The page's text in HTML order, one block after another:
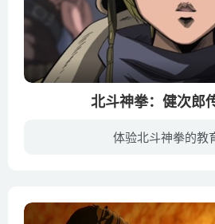
北斗神拳：健次郎
体验北斗神拳的教